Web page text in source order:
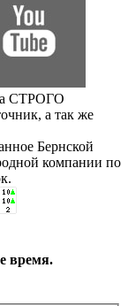
СТРОГО
а так же
Бернской
компании по
время.